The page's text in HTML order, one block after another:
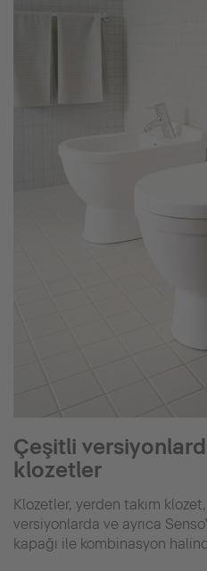
Çeşitli
klozetler
Klozetler, yerden takım
versiyonlarda ve ayrıca
kapağı ile kombinasyon